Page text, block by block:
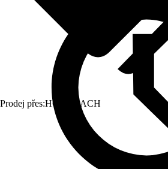
Prodej přes:HORNBACH